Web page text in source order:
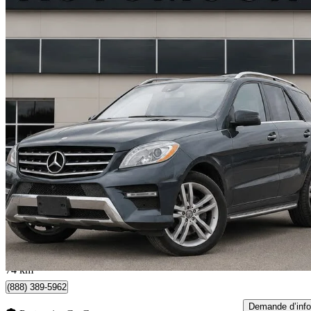
2015 Mercedes-Benz M-Class
ML 350 BlueTEC 4MATIC186 323 km
11 950 $ Affaire
210 $/mois env.
Toronto, ON
74 km
(888) 389-5962
Demande d’info